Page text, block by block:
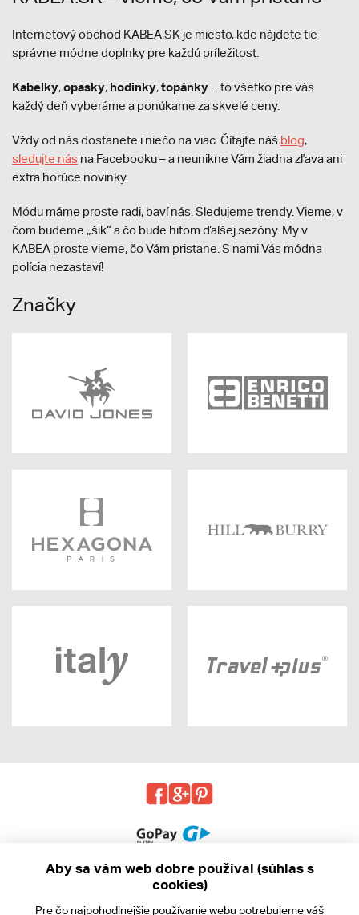
Internetový obchod KABEA.SK je miesto, kde nájdete tie
správne módne doplnky pre každú príležitosť.
Kabelky,opasky, hodinky,topánky ... to všetko pre vás
každý deň vyberáme a ponúkame za skvelé ceny.
Vždy od nás dostanete i niečo na viac. Čítajte náš blog,
sledujte nás na Facebooku – a neunikne Vám žiadna zľava ani
extra horúce novinky.
Módu máme proste radi, baví nás. Sledujeme trendy. Vieme, v
čom budeme „šik“ a čo bude hitom ďalšej sezóny. My v
KABEA proste vieme, čo Vám pristane. S nami Vás módna
polícia nezastaví!
Značky
Aby sa vám web dobre používal (súhlas s
cookies)
Pre čo najpohodlnejšie používanie webu potrebujeme váš